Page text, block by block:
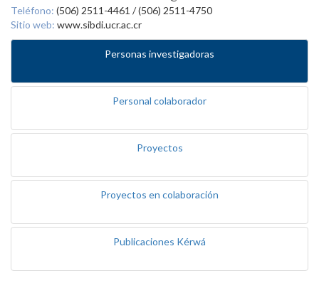
Teléfono: (506) 2511-4461 / (506) 2511-4750
Sitio web: www.sibdi.ucr.ac.cr
Personas investigadoras
Personal colaborador
Proyectos
Proyectos en colaboración
Publicaciones Kérwá